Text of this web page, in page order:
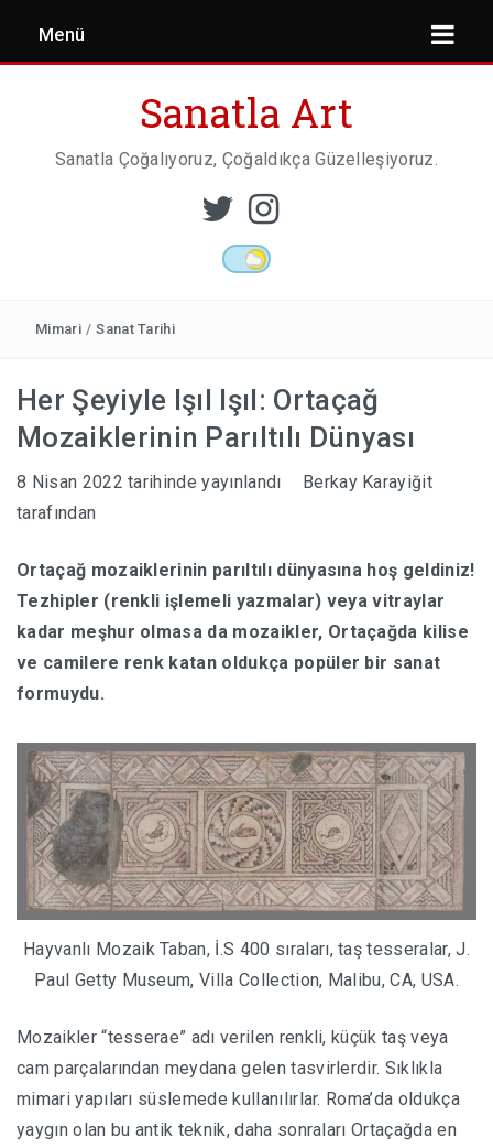
Menü
MIMARI
Sanatla Art
Sanatla Çoğalıyoruz, Çoğaldıkça Güzelleşiyoruz.
Mimari / Sanat Tarihi
Her Şeyiyle Işıl Işıl: Ortaçağ
Mozaiklerinin Parıltılı Dünyası
8 Nisan 2022 tarihinde yayınlandı
Berkay Karayiğit
tarafından
Ortaçağ mozaiklerinin parıltılı dünyasına hoş geldiniz!
Tezhipler (renkli işlemeli yazmalar) veya vitraylar
kadar meşhur olmasa da mozaikler, Ortaçağda kilise
ve camilere renk katan oldukça popüler bir sanat
formuydu.
Hayvanlı Mozaik Taban, İ.S 400 sıraları, taş tesseralar, J.
Paul Getty Museum, Villa Collection, Malibu, CA, USA.
Mozaikler “tesserae” adı verilen renkli, küçük taş veya
cam parçalarından meydana gelen tasvirlerdir. Sıklıkla
mimari yapıları süslemede kullanılırlar. Roma’da oldukça
yaygın olan bu antik teknik, daha sonraları Ortaçağda en